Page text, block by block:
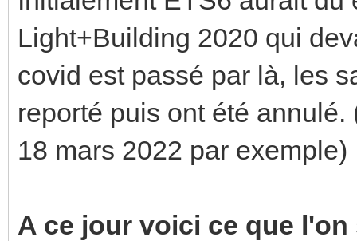
Light+Building 2020 qui
covid est passé par là, les
reporté puis ont été
18 mars 2022 par exemple)
A ce jour voici ce que l'on